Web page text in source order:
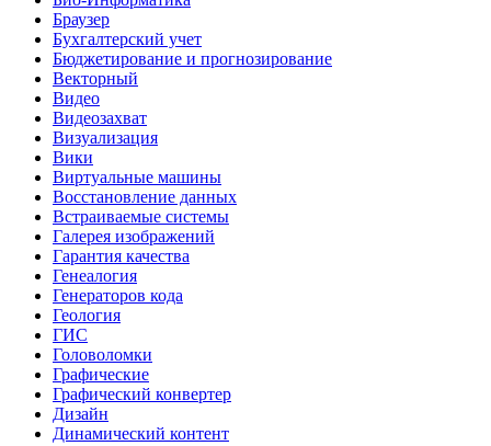
Браузер
Бухгалтерский учет
Бюджетирование и прогнозирование
Векторный
Видео
Видеозахват
Визуализация
Вики
Виртуальные машины
Восстановление данных
Встраиваемые системы
Галерея изображений
Гарантия качества
Генеалогия
Генераторов кода
Геология
ГИС
Головоломки
Графические
Графический конвертер
Дизайн
Динамический контент